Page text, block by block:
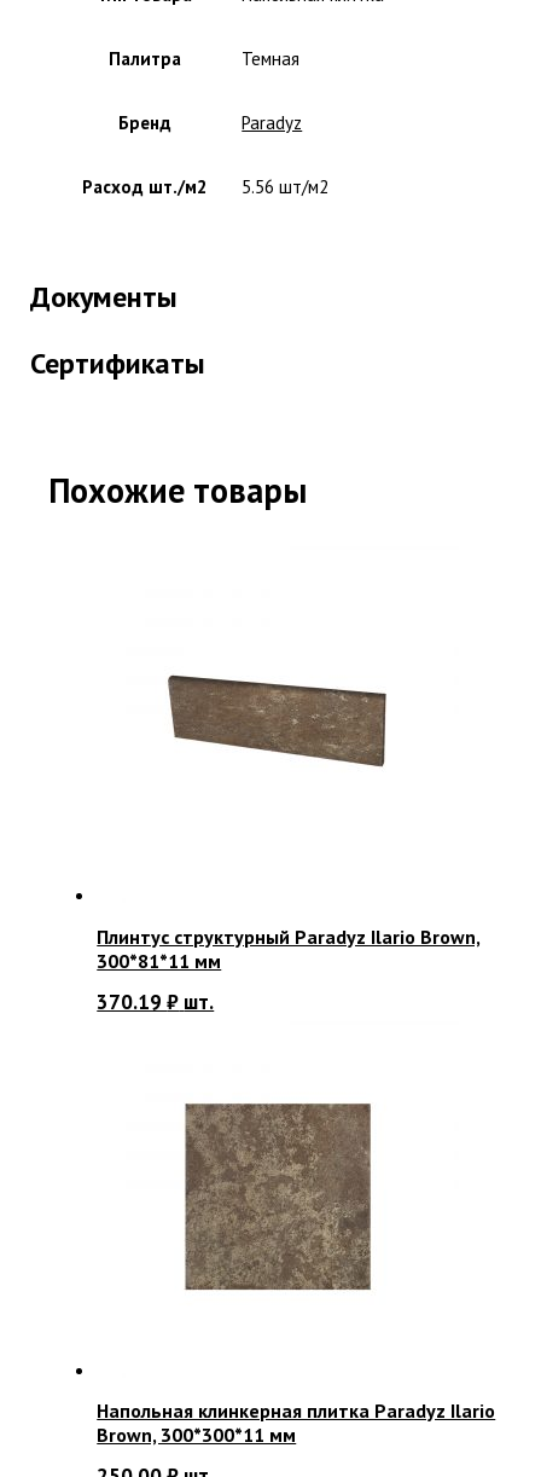
Палитра Темная
Бренд Paradyz
Расход шт./м2 5.56 шт/м2
Документы
Сертификаты
Похожие товары
Плинтус структурный Paradyz Ilario Brown,
300*81*11 мм
370.19₽ шт.
Напольная клинкерная плитка Paradyz Ilario
Brown, 300*300*11 мм